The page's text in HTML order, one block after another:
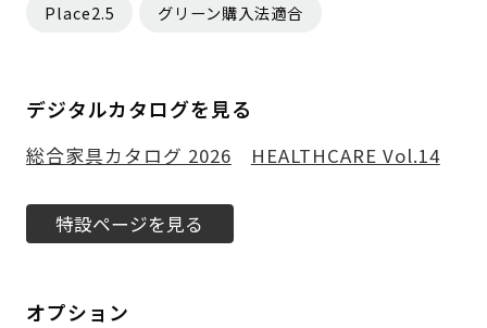
Place2.5 グリーン購入法適合
デジタルカタログを見る
総合家具カタログ 2026 HEALTHCARE Vol.14
特設ページを見る
オプション